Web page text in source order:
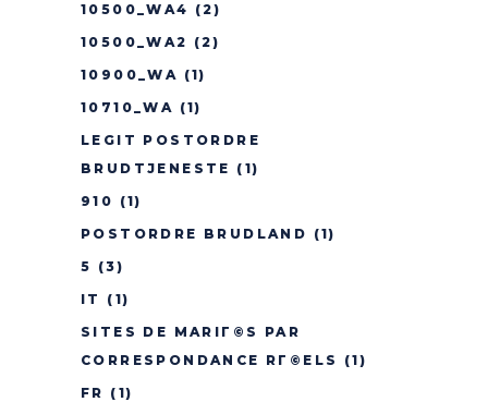
10500_WA4 (2)
10500_WA2 (2)
10900_WA (1)
10710_WA (1)
LEGIT POSTORDRE
BRUDTJENESTE (1)
910 (1)
POSTORDRE BRUDLAND (1)
5 (3)
IT
(1)
SITES DE MARIГ©S PAR
CORRESPONDANCE RГ©ELS
(1)
FR (1)